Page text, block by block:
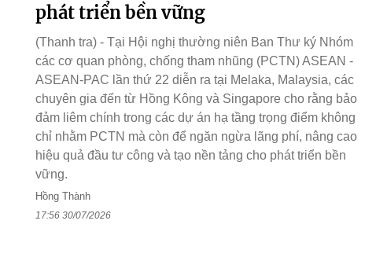
phát triển bền vững
(Thanh tra) - Tại Hội nghị thường niên Ban Thư ký Nhóm
các cơ quan phòng, chống tham nhũng (PCTN) ASEAN -
ASEAN-PAC lần thứ 22 diễn ra tại Melaka, Malaysia, các
chuyên gia đến từ Hồng Kông và Singapore cho rằng bảo
đảm liêm chính trong các dự án hạ tầng trọng điểm không
chỉ nhằm PCTN mà còn để ngăn ngừa lãng phí, nâng cao
hiệu quả đầu tư công và tạo nền tảng cho phát triển bền
vững.
Hồng Thành
17:56 30/07/2026